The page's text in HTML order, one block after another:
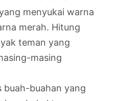
menyukai warna
merah. Hitung
teman yang
masing
buah-buahan yang